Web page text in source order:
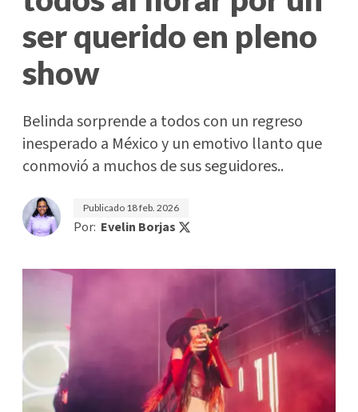
ser querido en pleno
show
Belinda sorprende a todos con un regreso
inesperado a México y un emotivo llanto que
conmovió a muchos de sus seguidores..
Publicado 18 feb. 2026
Por: Evelin Borjas